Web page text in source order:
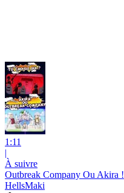
1:11
|
À suivre
Outbreak Company Ou Akira !
HellsMaki